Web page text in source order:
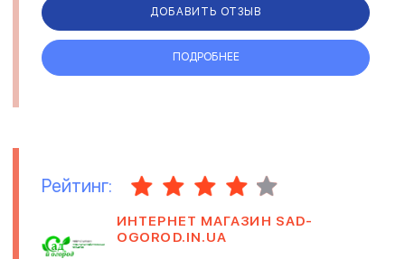
ДОБАВИТЬ ОТЗЫВ
ПОДРОБНЕЕ
Рейтинг:
ИНТЕРНЕТ МАГАЗИН SAD-
OGOROD.IN.UA